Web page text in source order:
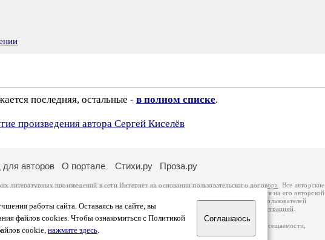
последняя, остальные - в полном списке.
произведения автора Сергей Киселёв
работы сайта. Оставаясь на сайте, вы
файлов cookies. Чтобы ознакомиться с Политикой
cookie, нажмите здесь.
Соглашаюсь
для авторов О портале Стихи.ру Проза.ру
литературных произведений в сети Интернет на основаниипользовательского договора
. Все авторские
произведений возможна только с согласия его автора, к которому вы можете обратиться на его авторской
на основании
законодательства Российской Федерации. Данные пользователей
можете посмотреть более подробнуюинформацию о портале связаться с администрацией
в общей сумме просматривают более полумиллиона страниц по данным счетчика посещаемости,
количество просмотров и количество посетителей.